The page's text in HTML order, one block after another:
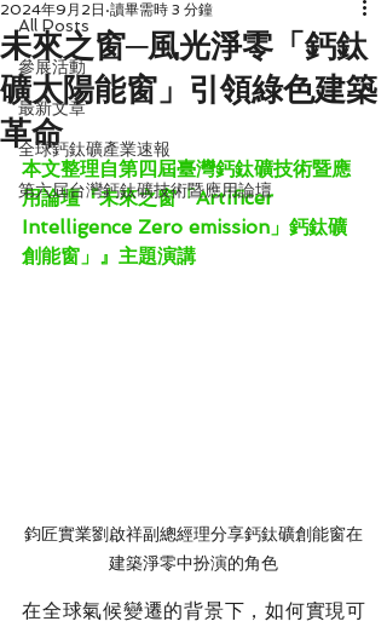
All Posts
參展活動
最新文章
全球鈣鈦礦產業速報
第六屆台灣鈣鈦礦技術暨應用論壇
未來之窗─風光淨零「鈣鈦
礦太陽能窗」引領綠色建築
革命
2024年9月2日 讀畢需時 3 分鐘
本文整理自第四屆臺灣鈣鈦礦技術暨應
用論壇『未來之窗「Artificer
Intelligence Zero emission」鈣鈦礦
創能窗」』主題演講
鈞匠實業劉啟祥副總經理分享鈣鈦礦創能窗在
建築淨零中扮演的角色
在全球氣候變遷的背景下，如何實現可